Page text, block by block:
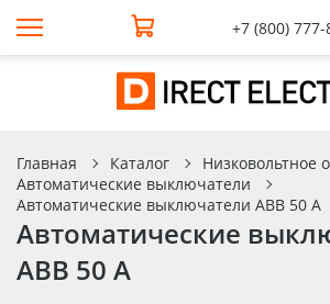
+7 (800)
Главная Каталог
Низковольтное
Автоматические выключатели
Автоматические выключатели ABB 50 А
Автоматические
ABB 50 А